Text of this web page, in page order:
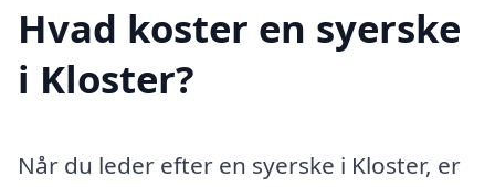
Hvad koster en syerske
i Kloster?
Når du leder efter en syerske i Kloster, er